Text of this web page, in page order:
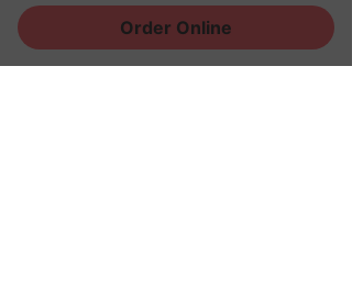
Order Online